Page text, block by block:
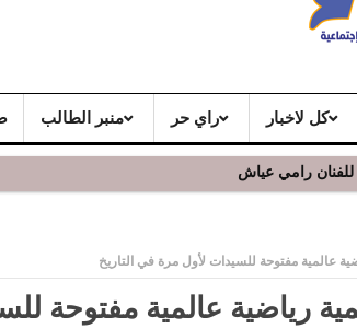
كل لاخبار راي حر منبر الطالب
رامي عياش
عالمية مفتوحة للسيدات لأول مرة في التاريخ
رياضية عالمية مفتوحة